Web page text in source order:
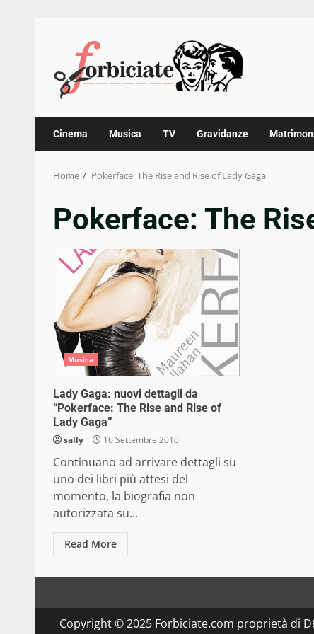
content
Cinema Musica TV Gravidanze
Home Pokerface: The Rise and Rise of Lady Gaga
Pokerface: The
Musica
Lady Gaga: nuovi dettagli da
“Pokerface: The Rise and Rise of
Lady Gaga”
sally 16 Settembre 2010
Continuano ad arrivare dettagli su
uno dei libri più attesi del
momento, la biografia non
autorizzata su...
Read More
Copyright © 2025 Forbiciate.com proprietà di